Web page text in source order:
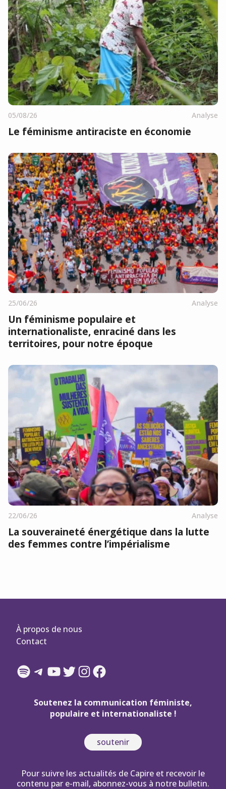
05/08/26 Analyse
Le féminisme antiraciste en économie
25/06/26 Analyse
Un féminisme populaire et
internationaliste, enraciné dans les
territoires, pour notre époque
22/06/26 Analyse
La souveraineté énergétique dans la lutte
des femmes contre l’impérialisme
À propos de nous
Contact
Spotify
Telegram
YouTube
Twitter
Instagram
Facebook
Soutenez la communication féministe,
populaire et internationaliste !
soutenir
Pour suivre les actualités de Capire et recevoir le
contenu par e-mail, abonnez-vous à notre bulletin.